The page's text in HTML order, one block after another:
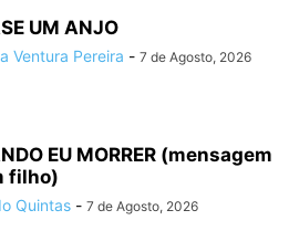
UM ANJO
Ventura Pereira - 7 de Agosto, 2026
EU MORRER (mensagem
filho)
Quintas - 7 de Agosto, 2026